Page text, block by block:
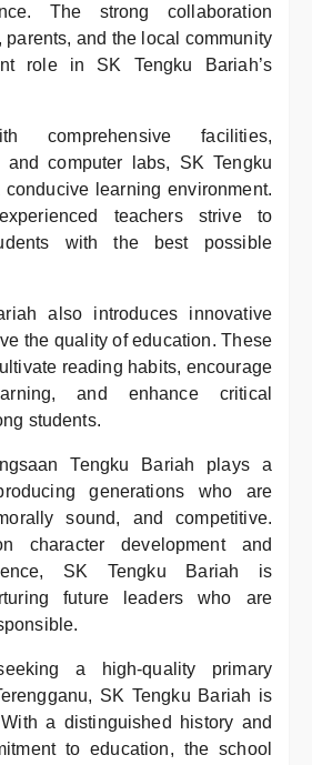
The strong collaboration
parents, and the local community
role in SK Tengku Bariah’s
comprehensive facilities,
and computer labs, SK Tengku
learning environment.
teachers strive to
with the best possible
also introduces innovative
the quality of education. These
reading habits, encourage
and enhance critical
students.
Tengku Bariah plays a
generations who are
sound, and competitive.
character development and
SK Tengku Bariah is
future leaders who are
a high-quality primary
SK Tengku Bariah is
a distinguished history and
to education, the school